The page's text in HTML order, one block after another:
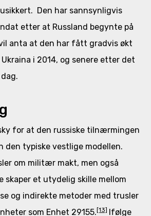
Den har sannsynligvis
etter at Russland begynte på
anta at den har fått gradvis økt
i 2014, og senere etter det
for at den russiske tilnærmingen
den typiske vestlige modellen.
om militær makt, men også
skaper et utydelig skille mellom
og indirekte metoder med trusler
som Enhet 29155.[13] Ifølge